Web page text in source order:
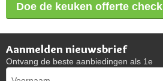
Doe de keuken offerte check
Aanmelden nieuwsbrief
Ontvang de beste aanbiedingen als 1e